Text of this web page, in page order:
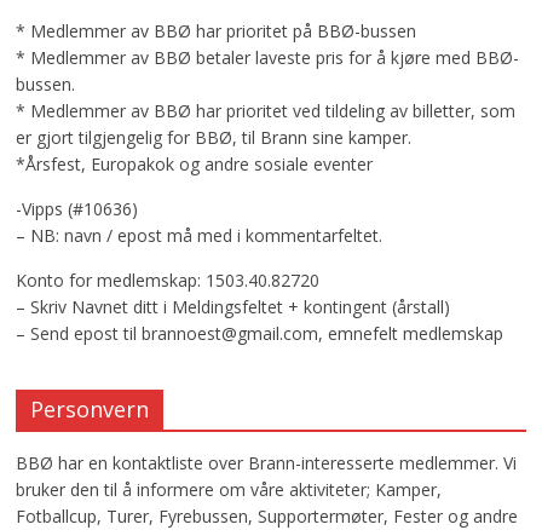
* Medlemmer av BBØ har prioritet på BBØ-bussen
* Medlemmer av BBØ betaler laveste pris for å kjøre med BBØ-
bussen.
* Medlemmer av BBØ har prioritet ved tildeling av billetter, som
er gjort tilgjengelig for BBØ, til Brann sine kamper.
*Årsfest, Europakok og andre sosiale eventer
-Vipps (#10636)
– NB: navn / epost må med i kommentarfeltet.
Konto for medlemskap: 1503.40.82720
– Skriv Navnet ditt i Meldingsfeltet + kontingent (årstall)
– Send epost til brannoest@gmail.com, emnefelt medlemskap
Personvern
BBØ har en kontaktliste over Brann-interesserte medlemmer. Vi
bruker den til å informere om våre aktiviteter; Kamper,
Fotballcup, Turer, Fyrebussen, Supportermøter, Fester og andre